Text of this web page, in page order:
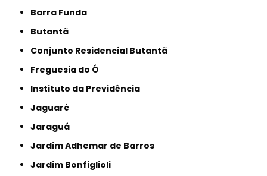
Barra Funda
Butantã
Conjunto Residencial Butantã
Freguesia do Ó
Instituto da Previdência
Jaguaré
Jaraguá
Jardim Adhemar de Barros
Jardim Bonfiglioli